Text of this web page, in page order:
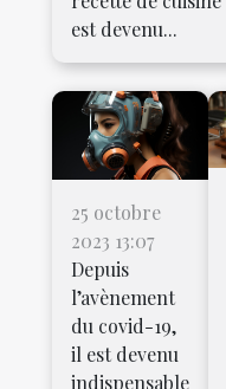
est devenu...
25 octobre
2023 13:07
Depuis
l’avènement
du covid-19,
il est devenu
indispensable